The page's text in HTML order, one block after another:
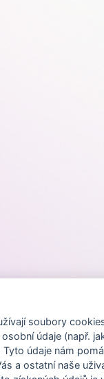
soubory
údaje (např.
údaje nám
a ostatní naše